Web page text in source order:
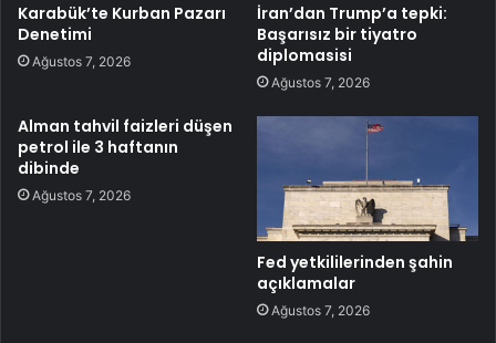
Karabük’te Kurban Pazarı
Denetimi
Ağustos 7, 2026
İran’dan Trump’a tepki:
Başarısız bir tiyatro
diplomasisi
Ağustos 7, 2026
Alman tahvil faizleri düşen
petrol ile 3 haftanın
dibinde
Ağustos 7, 2026
Fed yetkililerinden şahin
açıklamalar
Ağustos 7, 2026